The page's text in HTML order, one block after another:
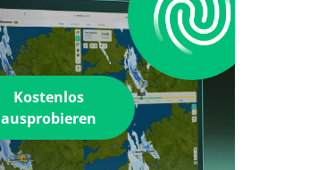
Kostenlos
ausprobieren